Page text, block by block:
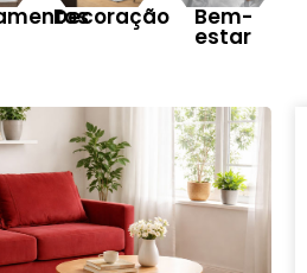
Decoração Bem-
estar